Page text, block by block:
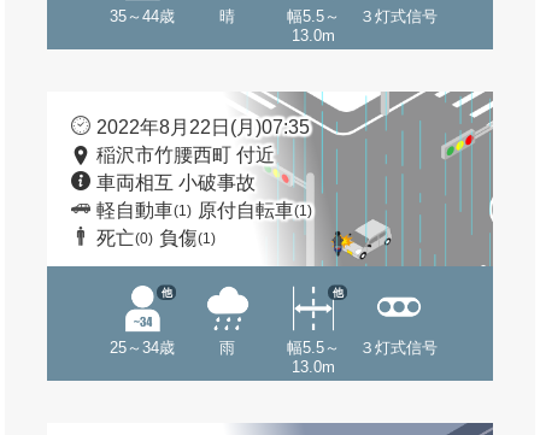
35～44歳 晴
幅5.5～
13.0m
３灯式信号
2022年8月22日(月)07:35
稲沢市竹腰西町 付近
車両相互 小破事故
軽自動車(1) 原付自転車(1)
死亡(0) 負傷(1)
25～34歳
他
雨
幅5.5～
13.0m
他
３灯式信号